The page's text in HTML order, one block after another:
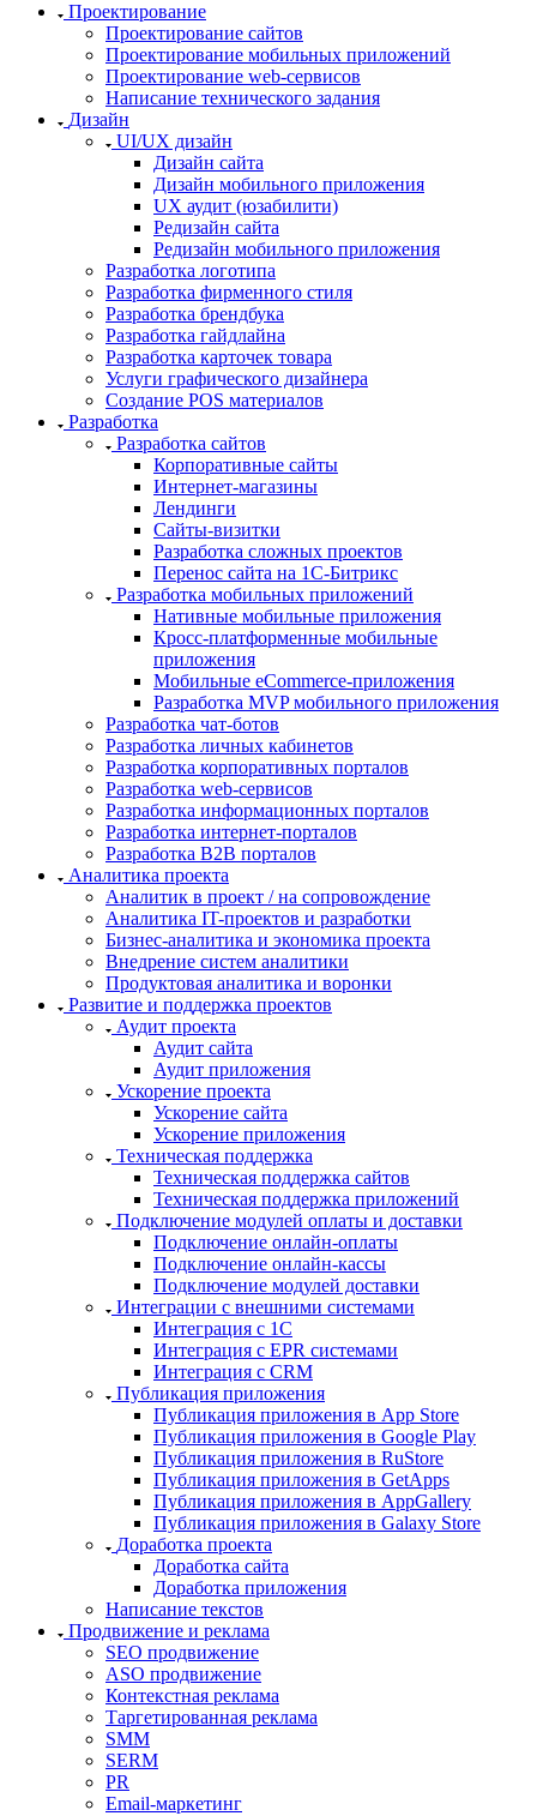
Проектирование
Проектирование сайтов
Проектирование мобильных приложений
Проектирование web-сервисов
Написание технического задания
Дизайн
UI/UX дизайн
Дизайн сайта
Дизайн мобильного приложения
UX аудит (юзабилити)
Редизайн сайта
Редизайн мобильного приложения
Разработка логотипа
Разработка фирменного стиля
Разработка брендбука
Разработка гайдлайна
Разработка карточек товара
Услуги графического дизайнера
Создание POS материалов
Разработка
Разработка сайтов
Корпоративные сайты
Интернет-магазины
Лендинги
Сайты-визитки
Разработка сложных проектов
Перенос сайта на 1С-Битрикс
Разработка мобильных приложений
Нативные мобильные приложения
Кросс-платформенные мобильные
приложения
Мобильные eCommerce-приложения
Разработка MVP мобильного приложения
Разработка чат-ботов
Разработка личных кабинетов
Разработка корпоративных порталов
Разработка web-сервисов
Разработка информационных порталов
Разработка интернет-порталов
Разработка B2B порталов
Аналитика проекта
Аналитик в проект / на сопровождение
Аналитика IT-проектов и разработки
Бизнес-аналитика и экономика проекта
Внедрение систем аналитики
Продуктовая аналитика и воронки
Развитие и поддержка проектов
Аудит проекта
Аудит сайта
Аудит приложения
Ускорение проекта
Ускорение сайта
Ускорение приложения
Техническая поддержка
Техническая поддержка сайтов
Техническая поддержка приложений
Подключение модулей оплаты и доставки
Подключение онлайн-оплаты
Подключение онлайн-кассы
Подключение модулей доставки
Интеграции с внешними системами
Интеграция с 1С
Интеграция с EPR системами
Интеграция с CRM
Публикация приложения
Публикация приложения в App Store
Публикация приложения в Google Play
Публикация приложения в RuStore
Публикация приложения в GetApps
Публикация приложения в AppGallery
Публикация приложения в Galaxy Store
Доработка проекта
Доработка сайта
Доработка приложения
Написание текстов
Продвижение и реклама
SEO продвижение
ASO продвижение
Контекстная реклама
Таргетированная реклама
SMM
SERM
PR
Email-маркетинг